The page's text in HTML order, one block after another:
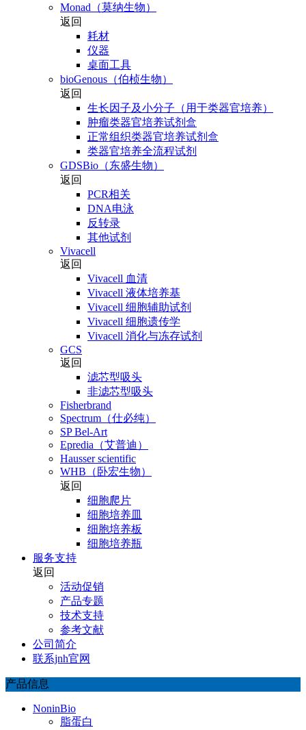
Monad（莫纳生物）
返回
耗材
仪器
桌面工具
bioGenous（伯桢生物）
返回
生长因子及小分子（用于类器官培养）
肿瘤类器官培养试剂盒
正常组织类器官培养试剂盒
类器官培养全流程试剂
GDSBio（东盛生物）
返回
PCR相关
DNA电泳
反转录
其他试剂
Vivacell
返回
Vivacell 血清
Vivacell 液体培养基
Vivacell 细胞辅助试剂
Vivacell 细胞遗传学
Vivacell 消化与冻存试剂
GCS
返回
滤芯型吸头
非滤芯型吸头
Fisherbrand
Spectrum（仕必纯）
SP Bel-Art
Epredia（艾普迪）
Hausser scientific
WHB（卧宏生物）
返回
细胞爬片
细胞培养皿
细胞培养板
细胞培养瓶
服务支持
返回
活动促销
产品专题
技术支持
参考文献
公司简介
联系jnh官网
产品信息
NoninBio
脂蛋白